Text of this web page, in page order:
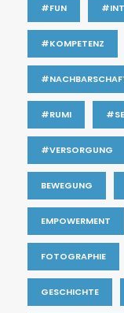
#FUN
#KOMPETENZ
#RUMI
#VERSORGUNG
BEWEGUNG
EMPOWERMENT
FOTOGRAPHIE
GESCHICHTE